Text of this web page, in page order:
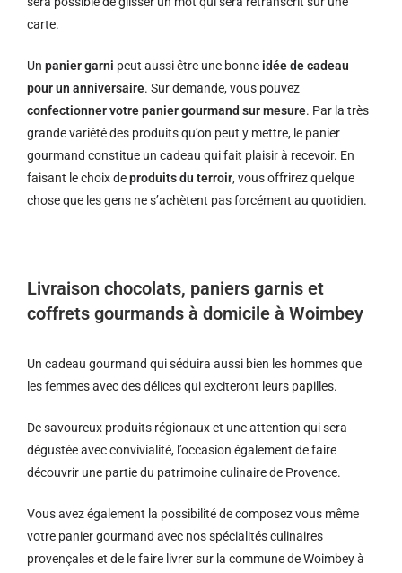
carte.
Un panier garni peut aussi être une bonne idée de cadeau
pour un anniversaire. Sur demande, vous pouvez
confectionner votre panier gourmand sur mesure. Par la très
grande variété des produits qu’on peut y mettre, le panier
gourmand constitue un cadeau qui fait plaisir à recevoir. En
faisant le choix deproduits du terroir, vous offrirez quelque
chose que les gens ne s’achètent pas forcément au quotidien.
Livraison chocolats, paniers garnis et
coffrets gourmands à domicile à Woimbey
Un cadeau gourmand qui séduira aussi bien les hommes que
les femmes avec des délices qui exciteront leurs papilles.
De savoureux produits régionaux et une attention qui sera
dégustée avec convivialité, l’occasion également de faire
découvrir une partie du patrimoine culinaire de Provence.
Vous avez également la possibilité de composez vous même
votre panier gourmand avec nos spécialités culinaires
provençales et de le faire livrer sur la commune de Woimbey à